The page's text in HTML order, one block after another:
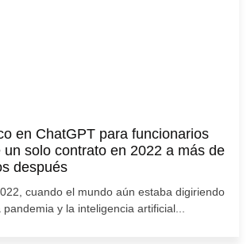
en ChatGPT para funcionarios
un solo contrato en 2022 a más de
después
cuando el mundo aún estaba digiriendo
y la inteligencia artificial...